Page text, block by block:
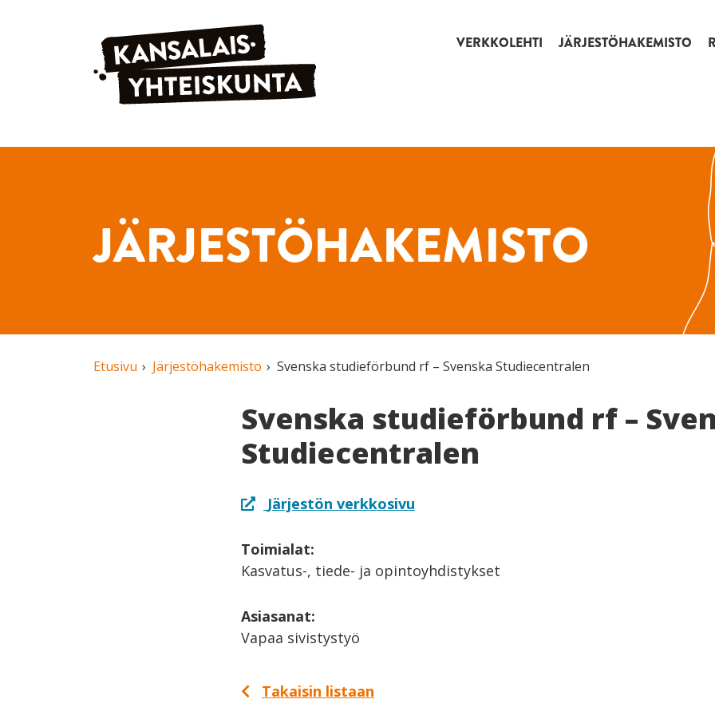
Siirry sisältöön VERKKOLEHTI JÄRJESTÖHAKEMISTO
JÄRJESTÖHAKEMISTO
Etusivu Järjestöhakemisto Svenska studieförbund rf – Svenska Studiecentralen
Svenska studieförbund rf –
Studiecentralen
Järjestön verkkosivu
Toimialat:
Kasvatus-, tiede- ja opintoyhdistykset
Asiasanat:
Vapaa sivistystyö
Takaisin listaan